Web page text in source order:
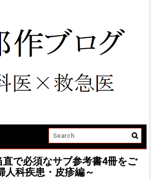
で必須なサブ参考書4冊をご
人科疾患・皮疹編～